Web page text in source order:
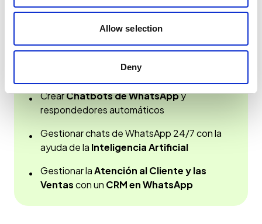
Allow selection
Deny
• Automatizar y Programarlos mensajes de
• IntegrarWhatsApp conE-commerce,
• CrearChatbots de WhatsAppy
respondedores automáticos
•
Gestionar chats de WhatsApp 24/7 con la
ayuda de la Inteligencia Artificial
• Gestionar laAtención al Cliente y las
Ventascon un CRM en WhatsApp